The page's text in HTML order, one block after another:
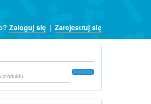
Zaloguj się | Zarejestruj się